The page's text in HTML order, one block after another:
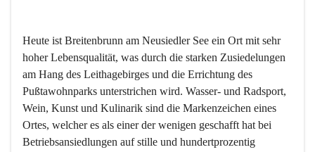
Heute ist Breitenbrunn am Neusiedler See ein Ort mit sehr
hoher Lebensqualität, was durch die starken Zusiedelungen
am Hang des Leithagebirges und die Errichtung des
Pußtawohnparks unterstrichen wird. Wasser- und Radsport,
Wein, Kunst und Kulinarik sind die Markenzeichen eines
Ortes, welcher es als einer der wenigen geschafft hat bei
Betriebsansiedlungen auf stille und hundertprozentig